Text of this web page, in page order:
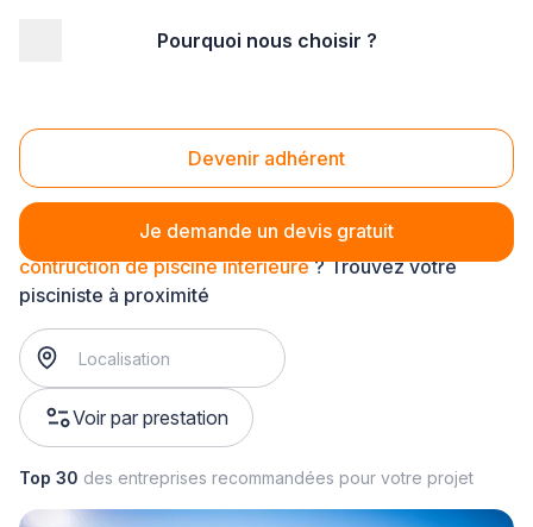
Pourquoi nous choisir ?
Devenir adhérent
Je demande un devis gratuit
Contruction de piscine intérieure
contruction de piscine intérieure? Trouvez votre
pisciniste à proximité
Voir par prestation
Top 30 des entreprises recommandées pour votre projet